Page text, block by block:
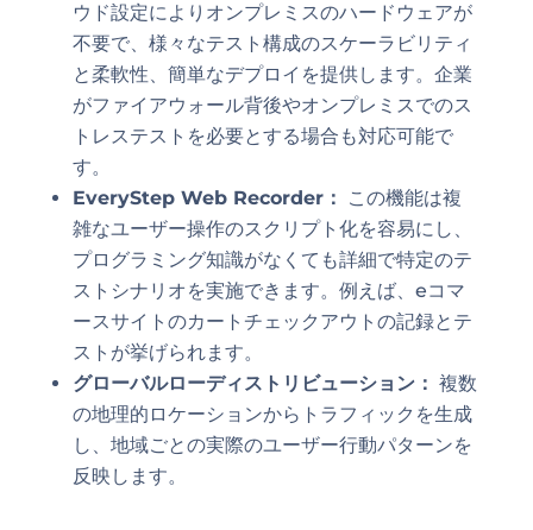
ウド設定によりオンプレミスのハードウェアが
不要で、様々なテスト構成のスケーラビリティ
と柔軟性、簡単なデプロイを提供します。企業
がファイアウォール背後やオンプレミスでのス
トレステストを必要とする場合も対応可能で
す。
EveryStep Web Recorder：
この機能は複
雑なユーザー操作のスクリプト化を容易にし、
プログラミング知識がなくても詳細で特定のテ
ストシナリオを実施できます。例えば、eコマ
ースサイトのカートチェックアウトの記録とテ
ストが挙げられます。
グローバルローディストリビューション： 複数
の地理的ロケーションからトラフィックを生成
し、地域ごとの実際のユーザー行動パターンを
反映します。